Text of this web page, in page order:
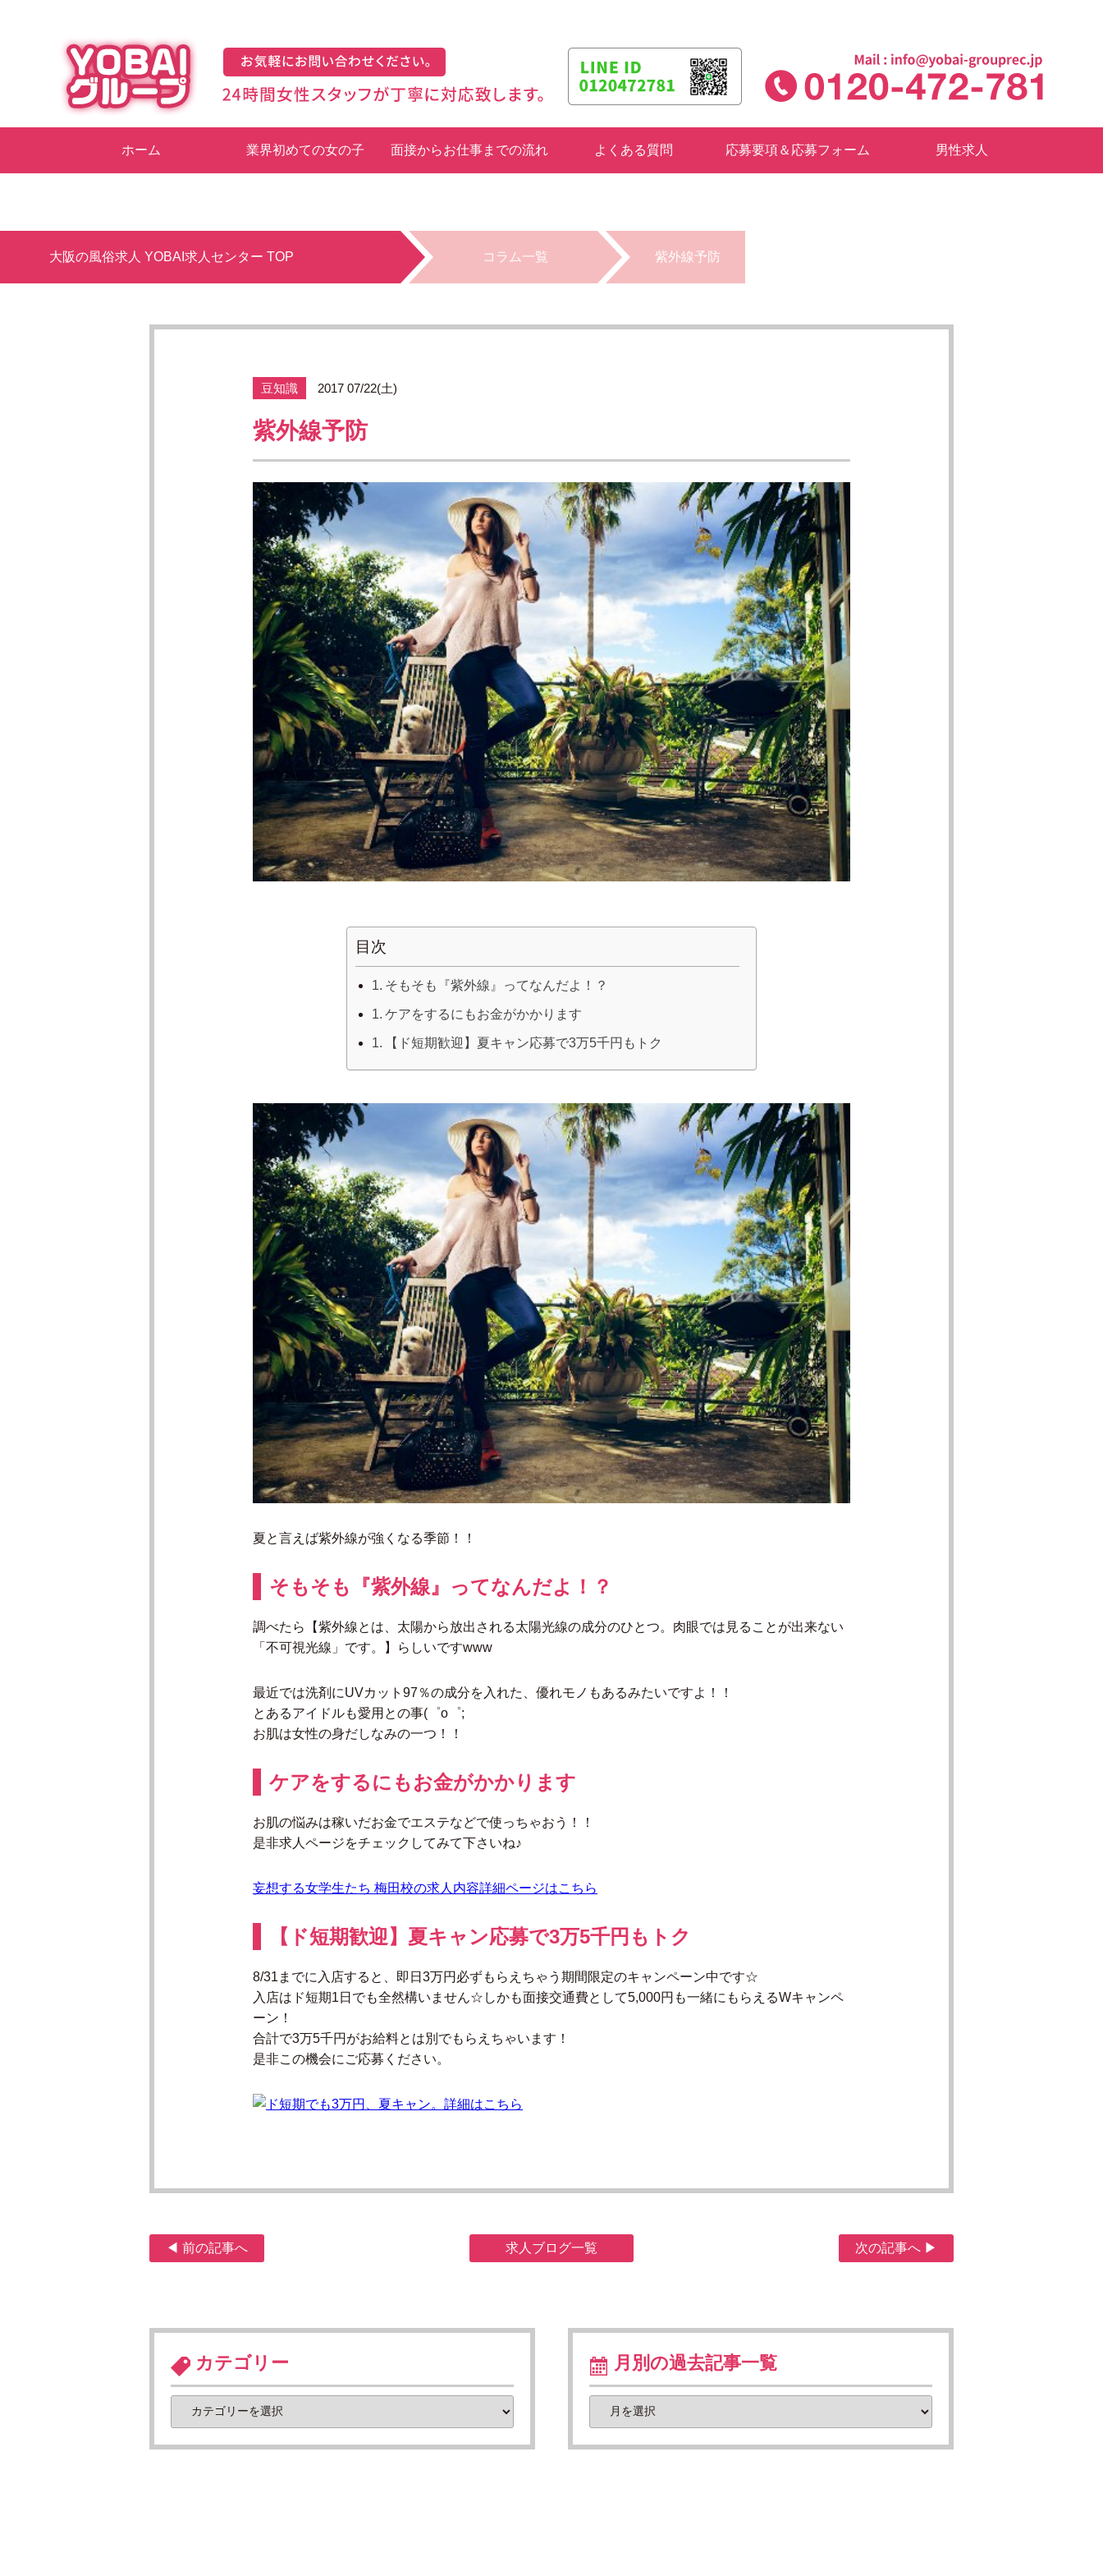
ホーム 業界初めての女の子 面接からお仕事までの流れ よくある質問 応募要項＆応募フォーム 男性求人
大阪の風俗求人 YOBAI求人センター TOP コラム一覧 紫外線予防
豆知識 2017 07/22(土)
紫外線予防
目次
そもそも『紫外線』ってなんだよ！？
ケアをするにもお金がかかります
【ド短期歓迎】夏キャン応募で3万5千円もトク
夏と言えば紫外線が強くなる季節！！
そもそも『紫外線』ってなんだよ！？
調べたら【紫外線とは、太陽から放出される太陽光線の成分のひとつ。肉眼では見ることが出来ない
「不可視光線」です。】らしいですwww
最近では洗剤にUVカット97％の成分を入れた、優れモノもあるみたいですよ！！
とあるアイドルも愛用との事(゜o゜;
お肌は女性の身だしなみの一つ！！
ケアをするにもお金がかかります
お肌の悩みは稼いだお金でエステなどで使っちゃおう！！
是非求人ページをチェックしてみて下さいね♪
妄想する女学生たち 梅田校の求人内容詳細ページはこちら
【ド短期歓迎】夏キャン応募で3万5千円もトク
8/31までに入店すると、即日3万円必ずもらえちゃう期間限定のキャンペーン中です☆
入店はド短期1日でも全然構いません☆しかも面接交通費として5,000円も一緒にもらえるWキャンペ
ーン！
合計で3万5千円がお給料とは別でもらえちゃいます！
是非この機会にご応募ください。
◀ 前の記事へ 求人ブログ一覧 次の記事へ ▶
カテゴリー 月別の過去記事一覧